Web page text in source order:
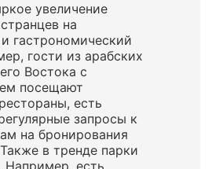
увеличение
на
гастрономический
гости из арабских
Востока с
посещают
есть
запросы к
на бронирования
в тренде парки
Например, есть